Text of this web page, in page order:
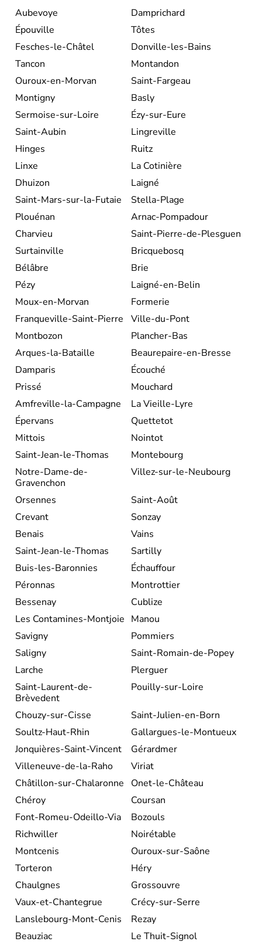
Aubevoye
Damprichard
Épouville
Tôtes
Fesches-le-Châtel
Donville-les-Bains
Tancon
Montandon
Ouroux-en-Morvan
Saint-Fargeau
Montigny
Basly
Sermoise-sur-Loire
Ézy-sur-Eure
Saint-Aubin
Lingreville
Hinges
Ruitz
Linxe
La Cotinière
Dhuizon
Laigné
Saint-Mars-sur-la-Futaie
Stella-Plage
Plouénan
Arnac-Pompadour
Charvieu
Saint-Pierre-de-Plesguen
Surtainville
Bricquebosq
Bélâbre
Brie
Pézy
Laigné-en-Belin
Moux-en-Morvan
Formerie
Franqueville-Saint-Pierre
Ville-du-Pont
Montbozon
Plancher-Bas
Arques-la-Bataille
Beaurepaire-en-Bresse
Damparis
Écouché
Prissé
Mouchard
Amfreville-la-Campagne
La Vieille-Lyre
Épervans
Quettetot
Mittois
Nointot
Saint-Jean-le-Thomas
Montebourg
Notre-Dame-de-
Gravenchon
Villez-sur-le-Neubourg
Orsennes
Saint-Août
Crevant
Sonzay
Benais
Vains
Saint-Jean-le-Thomas
Sartilly
Buis-les-Baronnies
Échauffour
Péronnas
Montrottier
Bessenay
Cublize
Les Contamines-Montjoie Manou
Savigny
Pommiers
Saligny
Saint-Romain-de-Popey
Larche
Plerguer
Saint-Laurent-de-
Brèvedent
Pouilly-sur-Loire
Chouzy-sur-Cisse
Saint-Julien-en-Born
Soultz-Haut-Rhin
Gallargues-le-Montueux
Jonquières-Saint-Vincent
Gérardmer
Villeneuve-de-la-Raho
Viriat
Châtillon-sur-Chalaronne
Onet-le-Château
Chéroy
Coursan
Font-Romeu-Odeillo-Via
Bozouls
Richwiller
Noirétable
Montcenis
Ouroux-sur-Saône
Torteron
Héry
Chaulgnes
Grossouvre
Vaux-et-Chantegrue
Crécy-sur-Serre
Lanslebourg-Mont-Cenis
Rezay
Beauziac
Le Thuit-Signol